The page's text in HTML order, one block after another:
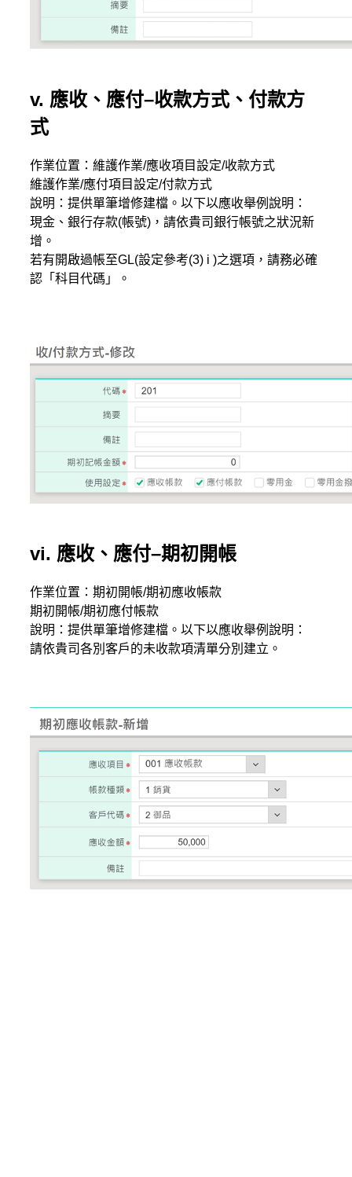
v. 應收、應付–收款方式、付款方
式
作業位置：維護作業/應收項目設定/收款方式
維護作業/應付項目設定/付款方式
說明：提供單筆增修建檔。以下以應收舉例說明：
現金、銀行存款(帳號)，請依貴司銀行帳號之狀況新
增。
若有開啟過帳至GL(設定參考(3) i )之選項，請務必確
認「科目代碼」。
vi. 應收、應付–期初開帳
作業位置：期初開帳/期初應收帳款
期初開帳/期初應付帳款
說明：提供單筆增修建檔。以下以應收舉例說明：
請依貴司各別客戶的未收款項清單分別建立。